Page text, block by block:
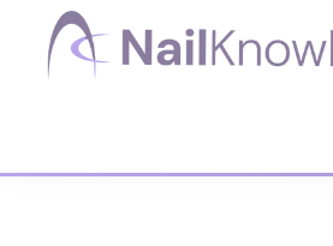
Saltar
Saltar
contenido
Saltar